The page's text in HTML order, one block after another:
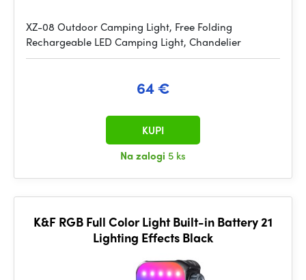
XZ-08 Outdoor Camping Light, Free Folding
Rechargeable LED Camping Light, Chandelier
64 €
Na zalogi 5 ks
KUPI
K&F RGB Full Color Light Built-in Battery 21
Lighting Effects Black